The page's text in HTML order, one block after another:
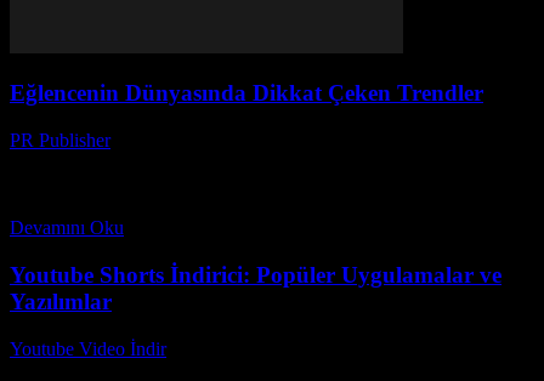
Eğlencenin Dünyasında Dikkat Çeken Trendler
PR Publisher-
Devamını Oku
Youtube Shorts İndirici: Popüler Uygulamalar ve
Yazılımlar
Youtube Video İndir-